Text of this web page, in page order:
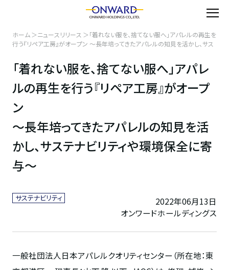
ホーム ニュースリリース
「着れない服を、捨てない服へ」アパレルの再生を
行う『リペア工房』がオープン ～長年培ってきたアパレルの知見を活かし、サス
「着れない服を、捨てない服へ」アパレ
ルの再生を行う『リペア工房』がオープ
ン
～長年培ってきたアパレルの知見を活
かし、サステナビリティや環境保全に寄
与～
サステナビリティ
2022年06月13日
オンワードホールディングス
一般社団法人日本アパレルクオリティセンター（所在地：東